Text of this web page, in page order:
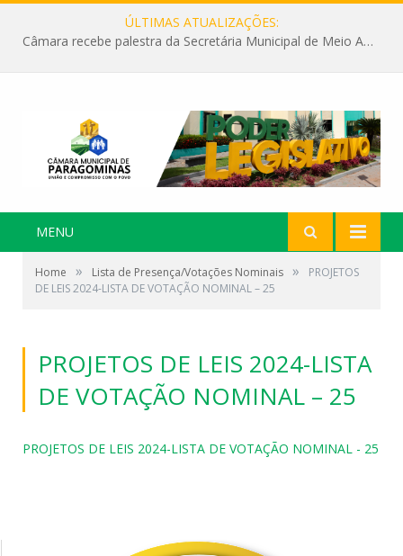
ÚLTIMAS ATUALIZAÇÕES:
Câmara recebe palestra da Secretária Municipal de Meio Ambiente sobre as ações da “SEMANA DO MEIO AMBIENTE”
MENU
Home » Lista de Presença/Votações Nominais »
PROJETOS
DE LEIS 2024-LISTA DE VOTAÇÃO NOMINAL – 25
PROJETOS DE LEIS 2024-LISTA
DE VOTAÇÃO NOMINAL – 25
PROJETOS DE LEIS 2024-LISTA DE VOTAÇÃO NOMINAL - 25